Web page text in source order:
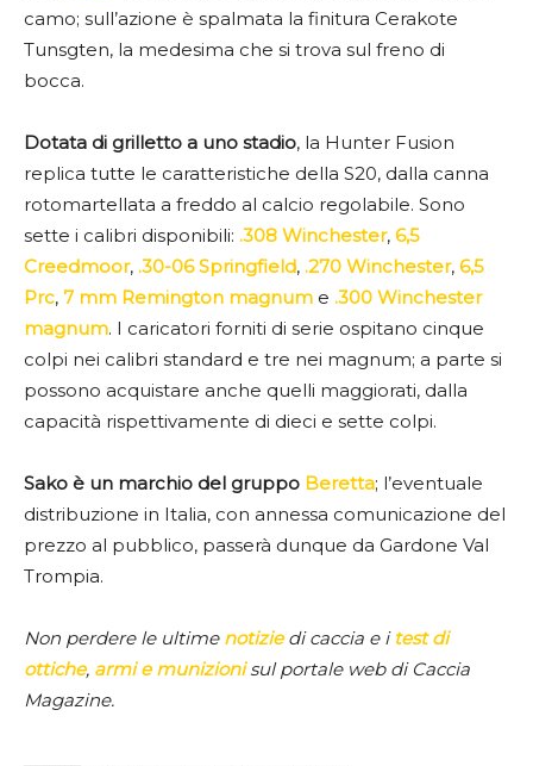
camo; sull’azione è spalmata la finitura Cerakote
Tunsgten, la medesima che si trova sul freno di
bocca.
Dotata di grilletto a uno stadio, la Hunter Fusion
replica tutte le caratteristiche della S20, dalla canna
rotomartellata a freddo al calcio regolabile. Sono
sette i calibri disponibili: .308 Winchester, 6,5
Creedmoor, .30-06 Springfield, .270 Winchester, 6,5
Prc, 7 mm Remington magnum e .300 Winchester
magnum. I caricatori forniti di serie ospitano cinque
colpi nei calibri standard e tre nei magnum; a parte si
possono acquistare anche quelli maggiorati, dalla
capacità rispettivamente di dieci e sette colpi.
Sako è un marchio del gruppo Beretta; l’eventuale
distribuzione in Italia, con annessa comunicazione del
prezzo al pubblico, passerà dunque da Gardone Val
Trompia.
Non perdere le ultime notiziedi caccia e i test di
ottiche, armi e munizionisul portale web di Caccia
Magazine.